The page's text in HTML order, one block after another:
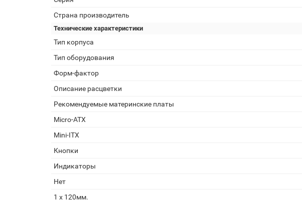
Страна производитель
Технические характеристики
Тип корпуса
Тип оборудования
Форм-фактор
Описание расцветки
Рекомендуемые материнские платы
Micro-ATX
Mini-ITX
Кнопки
Индикаторы
Нет
1 x 120мм.